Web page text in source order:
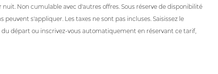
Non cumulable avec d'autres offres. Sous réserve de disponibilité
s'appliquer. Les taxes ne sont pas incluses. Saisissez le
départ ou inscrivez-vous automatiquement en réservant ce tarif,